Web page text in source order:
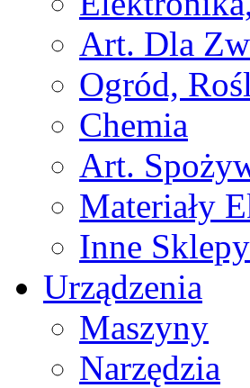
Art. Dla
Ogród,
Chemia
Art.
Materiały
Inne Sklepy
Urządzenia
Maszyny
Narzędzia